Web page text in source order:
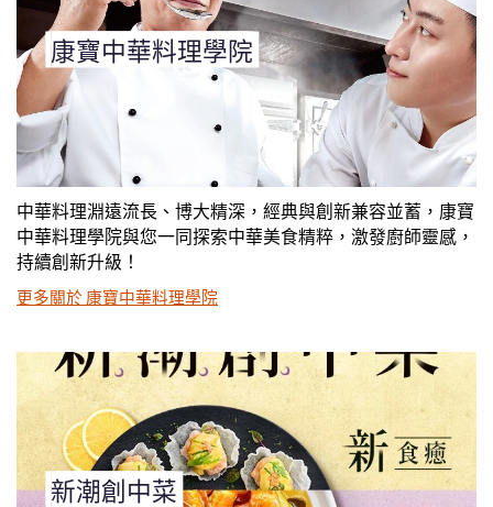
康寶中華料理學院
中華料理淵遠流長、博大精深，經典與創新兼容並蓄，康寶
中華料理學院與您一同探索中華美食精粹，激發廚師靈感，
持續創新升級！
更多關於 康寶中華料理學院
新潮創中菜